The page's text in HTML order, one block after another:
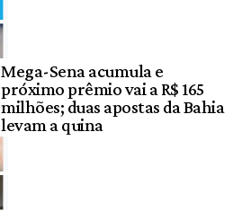
Mega-Sena acumula e
próximo prêmio vai a R$ 165
milhões; duas apostas da Bahia
levam a quina